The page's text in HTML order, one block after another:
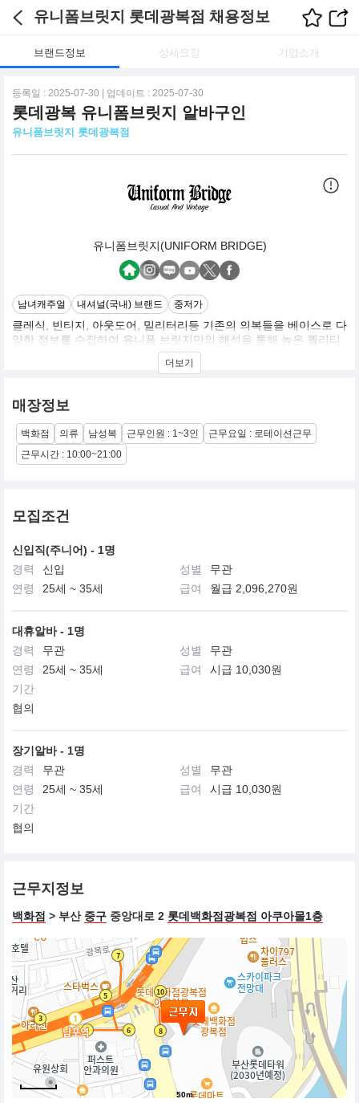
유니폼브릿지 롯데광복점 채용정보
브랜드정보 상세요강 기업소개
등록일 : 2025-07-30 | 업데이트 : 2025-07-30
롯데광복 유니폼브릿지 알바구인
유니폼브릿지 롯데광복점
유니폼브릿지(UNIFORM BRIDGE)
남녀캐주얼 내셔널(국내) 브랜드 중저가
클레식, 빈티지, 아웃도어, 밀리터리등 기존의 의복들을 베이스로 다
양한 정보를 수집하여 유니폼 브릿지만의 해석을 통해 높은 퀄리티
와 합리적인 가격의 제품들을 생산합니다. 기본에 충실하며 심플한
디자인, 오래도록 함께할 수 있는 아이템들로 누구나 쉽게 입을 수
더보기
매장정보
백화점 의류 남성복 근무인원 : 1~3인
근무요일 : 로테이션근무
근무시간 : 10:00~21:00
모집조건
신입직(주니어) - 1명
경력
신입 성별
무관
연령
25세 ~ 35세 급여 월급 2,096,270원
대휴알바 - 1명
경력
무관 성별
무관
연령
25세 ~ 35세 급여
시급 10,030원
기간
협의
장기알바 - 1명
경력
무관 성별
무관
연령
25세 ~ 35세 급여
시급 10,030원
기간
협의
근무지정보
백화점 > 부산 중구 중앙대로 2 롯데백화점광복점 아쿠아몰1층
50m